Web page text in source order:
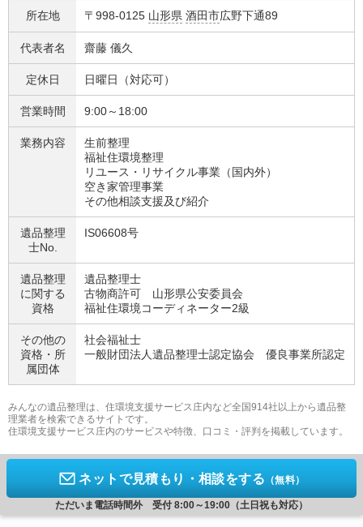
所在地 〒998-0125 山形県 酒田市広野下通89
代表者名 齋藤 儀久
定休日 日曜日（対応可）
営業時間 9:00～18:00
業務内容
生前整理
福祉住環境整理
リユース・リサイクル事業（国内外）
空き家管理事業
その他相談支援及び紹介
遺品整理
士No.
IS06608号
遺品整理
に関する
資格
遺品整理士
古物商許可 山形県公安委員会
福祉住環境コーディネーター2級
その他の
資格・ 所
属団体
社会福祉士
一般財団法人遺品整理士認定協会 優良事業所認定
みんなの遺品整理は、住環境支援サービス庄内など全国914社以上から遺品整
理業者を検索できるサイトです。
住環境支援サービス庄内のサービスや特徴、口コミ・評判を掲載しています。
ネットで見積もり・相談をする （無料）
ただいま電話時間外 受付 8:00～19:00（土日祝も対応）